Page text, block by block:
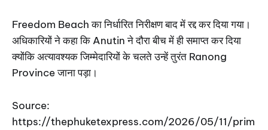
Freedom Beach का निर्धारित निरीक्षण बाद में रद्द कर दिया गया।
अधिकारियों ने कहा कि Anutin ने दौरा बीच में ही समाप्त कर दिया
क्योंकि अत्यावश्यक जिम्मेदारियों के चलते उन्हें तुरंत Ranong
Province जाना पड़ा।
Source:
https://thephuketexpress.com/2026/05/11/prim